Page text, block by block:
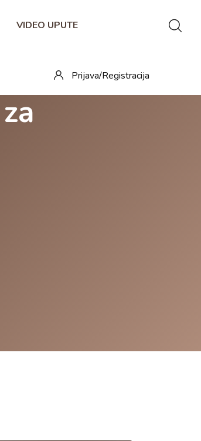
VIDEO UPUTE
Prijava/Registracija